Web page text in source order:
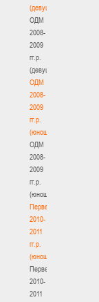
(девушки)
ОДМ
2008-
2009
гг.р.
(девушки)
ОДМ
2008-
2009
гг.р.
(юноши)
ОДМ
2008-
2009
гг.р.
(юноши)
Первенство
2010-
2011
гг.р.
(юноши)
Первенство
2010-
2011